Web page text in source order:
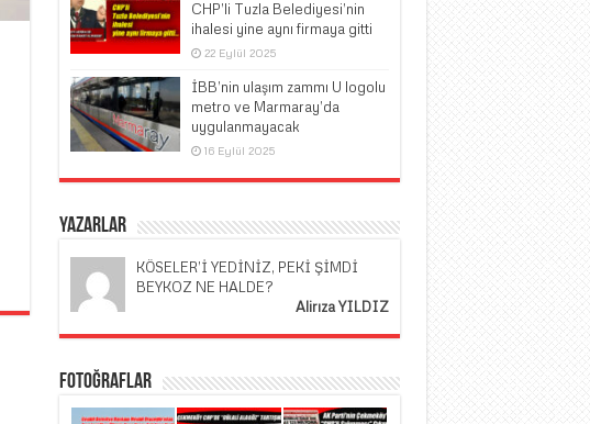
CHP’li Tuzla Belediyesi’nin
ihalesi yine aynı firmaya gitti
22 Eylül 2025
İBB’nin ulaşım zammı U logolu
metro ve Marmaray’da
uygulanmayacak
16 Eylül 2025
Yazarlar
KÖSELER’İ YEDİNİZ, PEKİ ŞİMDİ
BEYKOZ NE HALDE?
Alirıza YILDIZ
Fotoğraflar